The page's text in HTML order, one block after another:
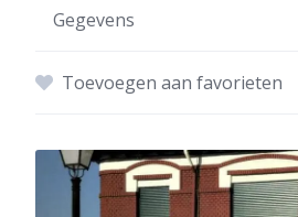
Gegevens
Toevoegen aan favorieten